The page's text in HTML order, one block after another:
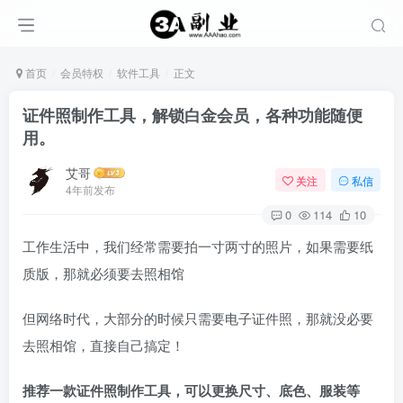
首页 会员特权 软件工具 正文
证件照制作工具，解锁白金会员，各种功能随便
用。
艾哥
4年前发布
关注 私信
0 114 10
工作生活中，我们经常需要拍一寸两寸的照片，如果需要纸
质版，那就必须要去照相馆
但网络时代，大部分的时候只需要电子证件照，那就没必要
去照相馆，直接自己搞定！
推荐一款证件照制作工具，可以更换尺寸、底色、服装等